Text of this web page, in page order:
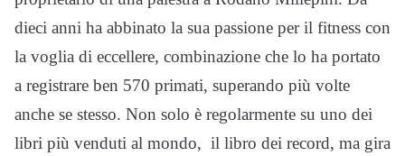
dieci anni ha abbinato la sua passione per il fitness con
la voglia di eccellere, combinazione che lo ha portato
a registrare ben 570 primati, superando più volte
anche se stesso. Non solo è regolarmente su uno dei
libri più venduti al mondo, il libro dei record, ma gira